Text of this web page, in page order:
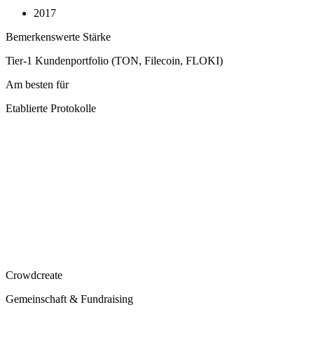
2017
Bemerkenswerte Stärke
Tier-1 Kundenportfolio (TON, Filecoin, FLOKI)
Am besten für
Etablierte Protokolle
Crowdcreate
Gemeinschaft & Fundraising